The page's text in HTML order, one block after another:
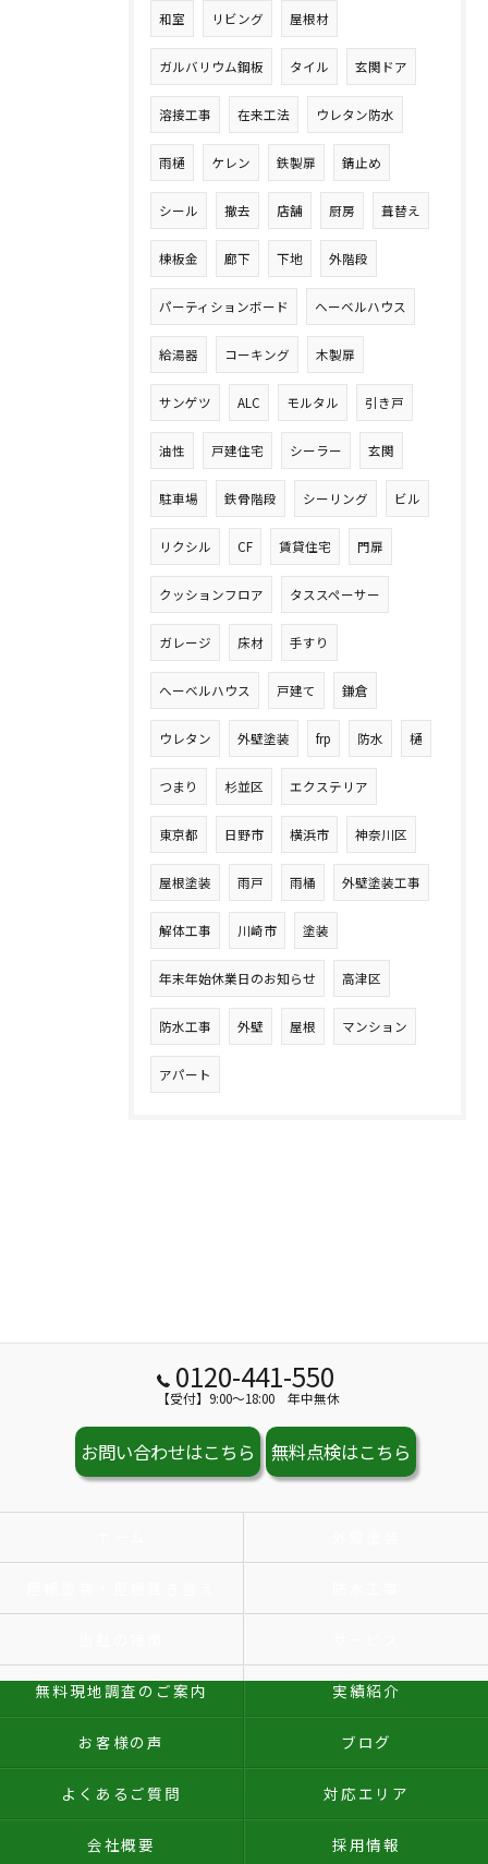
和室 リビング 屋根材
ガルバリウム鋼板 タイル 玄関ドア
溶接工事 在来工法 ウレタン防水
雨樋 ケレン 鉄製扉 錆止め
シール 撤去 店舗 厨房 葺替え
棟板金 廊下 下地 外階段
パーティションボード ヘーベルハウス
給湯器 コーキング 木製扉
サンゲツ ALC モルタル 引き戸
油性 戸建住宅 シーラー 玄関
駐車場 鉄骨階段 シーリング ビル
リクシル CF 賃貸住宅 門扉
クッションフロア タススペーサー
ガレージ 床材 手すり
へーベルハウス 戸建て 鎌倉
ウレタン 外壁塗装 frp 防水 樋
つまり 杉並区 エクステリア
東京都 日野市 横浜市 神奈川区
屋根塗装 雨戸 雨桶 外壁塗装工事
解体工事 川崎市 塗装
年末年始休業日のお知らせ 高津区
防水工事 外壁 屋根 マンション
アパート
0120-441-550
【受付】9:00～18:00 年中無休
お問い合わせはこちら 無料点検はこちら
無料現地調査のご案内 実績紹介
お客様の声 ブログ
よくあるご質問 対応エリア
会社概要 採用情報